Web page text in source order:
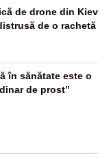
de drone din Kiev
de o rachetă
în sănătate este o
de prost”